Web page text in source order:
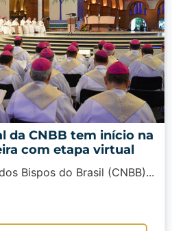
da CNBB tem início na
com etapa virtual
Bispos do Brasil (CNBB)...